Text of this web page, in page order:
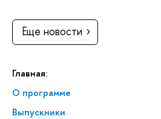
Главная:
О программе
Выпускники
Еще новости